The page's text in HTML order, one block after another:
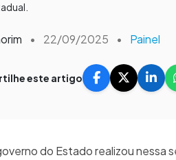
• 22/09/2025 • Painel
este artigo
do Estado realizou nessa